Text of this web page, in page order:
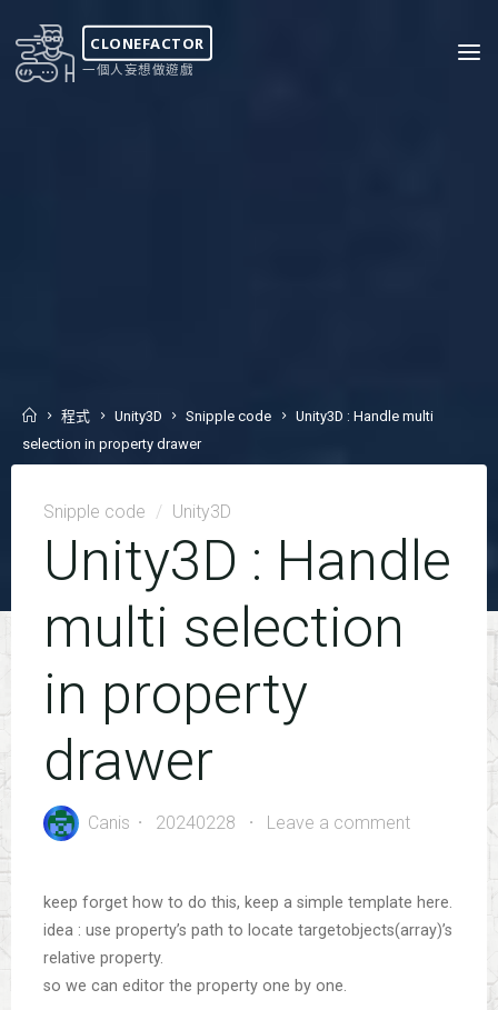
content
CLONEFACTOR
一個人妄想做遊戲
Home
程式 Unity3D Snipple code
Unity3D : Handle multi
selection in property drawer
Snipple code / Unity3D
Unity3D : Handle
multi selection
in property
drawer
Canis 20240228 Leave a comment
keep forget how to do this, keep a simple template here.
idea : use property’s path to locate targetobjects(array)’s
relative property.
so we can editor the property one by one.